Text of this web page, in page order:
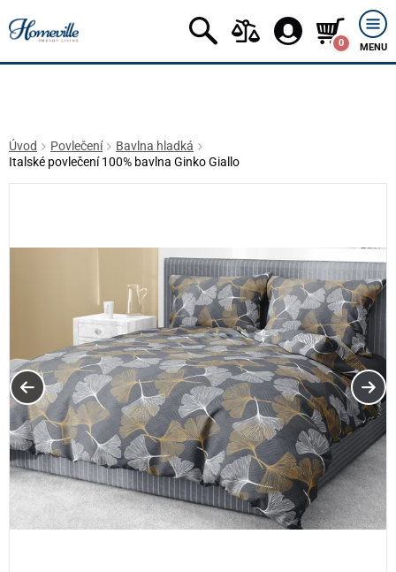
0 MENU
Úvod Povlečení
Bavlna hladká
Italské povlečení 100% bavlna Ginko Giallo